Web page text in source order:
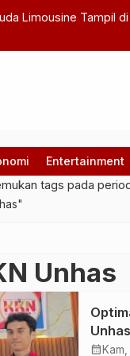
Limousine Tampil
Entertainment
tags pada
Unhas
calendar_month